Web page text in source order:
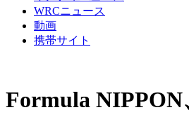
WRCニュース
動画
携帯サイト
Formula